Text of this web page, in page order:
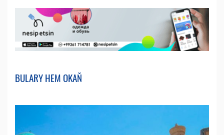
BULARY HEM OKAŇ